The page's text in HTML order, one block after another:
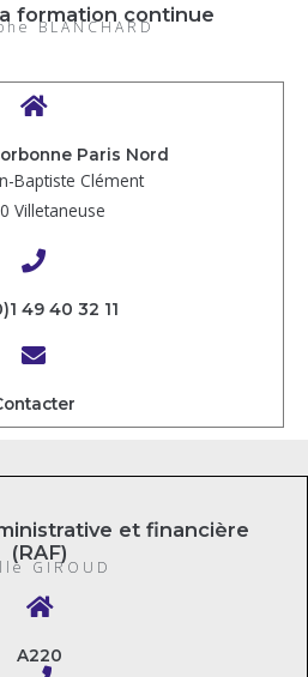
formation continue
BLANCHARD
Paris Nord
Baptiste Clément
Villetaneuse
49 40 32 11
et financière
(RAF)
GIROUD
A220